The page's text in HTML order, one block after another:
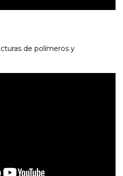
de polímeros y